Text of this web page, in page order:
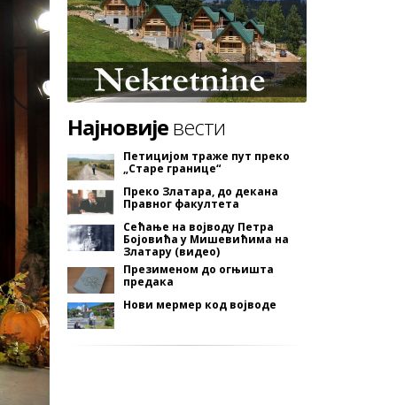
Најновијевести
Петицијом траже пут преко
„Старе границе“
Преко Златара, до декана
Правног факултета
Сећање на војводу Петра
Бојовића у Мишевићима на
Златару (видео)
Презименом до огњишта
предака
Нови мермер код војводе